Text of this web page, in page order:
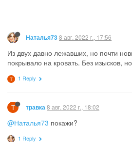
Наталья73 8 авг. 2022 г., 17:56
Из двух давно лежавших, но почти
покрывало на кровать. Без изысков,
Т 1 Reply
Т травка 8 авг. 2022 г., 18:02
@Наталья73 покажи?
1 Reply